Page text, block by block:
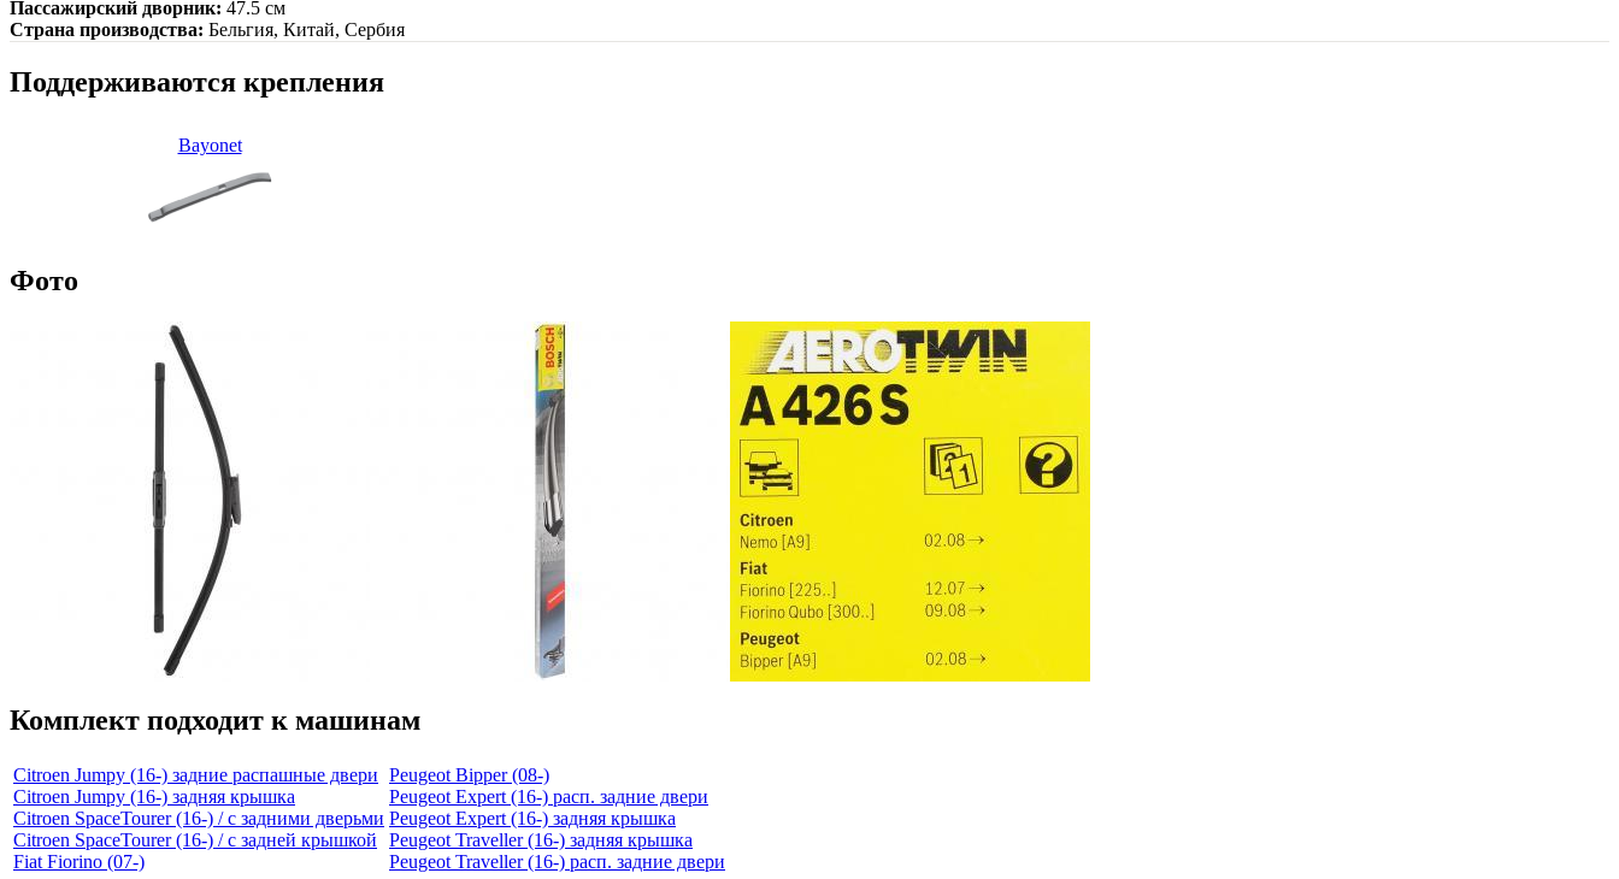
Пассажирский дворник: 47.5 см
Страна производства: Бельгия, Китай, Сербия
Поддерживаются крепления
Bayonet
Фото
Комплект подходит к машинам
Citroen Jumpy (16-) задние распашные двери
Citroen Jumpy (16-) задняя крышка
Citroen SpaceTourer (16-) / с задними дверьми
Citroen SpaceTourer (16-) / с задней крышкой
Fiat Fiorino (07-)
Peugeot Bipper (08-)
Peugeot Expert (16-) расп. задние двери
Peugeot Expert (16-) задняя крышка
Peugeot Traveller (16-) задняя крышка
Peugeot Traveller (16-) расп. задние двери